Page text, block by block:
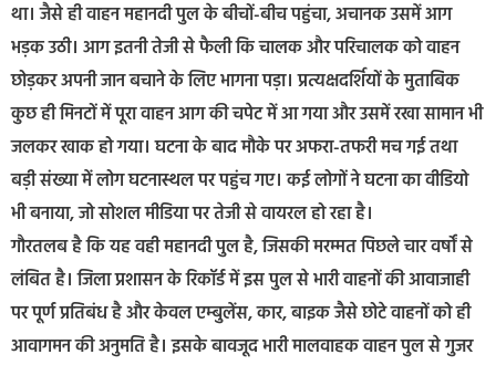
था। जैसे ही वाहन महानदी पुल के बीचों-बीच पहुंचा, अचानक उसमें आग
भड़क उठी। आग इतनी तेजी से फैली कि चालक और परिचालक को वाहन
छोड़कर अपनी जान बचाने के लिए भागना पड़ा। प्रत्यक्षदर्शियों के मुताबिक
कुछ ही मिनटों में पूरा वाहन आग की चपेट में आ गया और उसमें रखा सामान भी
जलकर खाक हो गया। घटना के बाद मौके पर अफरा-तफरी मच गई तथा
बड़ी संख्या में लोग घटनास्थल पर पहुंच गए। कई लोगों ने घटना का वीडियो
भी बनाया, जो सोशल मीडिया पर तेजी से वायरल हो रहा है।
गौरतलब है कि यह वही महानदी पुल है, जिसकी मरम्मत पिछले चार वर्षों से
लंबित है। जिला प्रशासन के रिकॉर्ड में इस पुल से भारी वाहनों की आवाजाही
पर पूर्ण प्रतिबंध है और केवल एम्बुलेंस, कार, बाइक जैसे छोटे वाहनों को ही
आवागमन की अनुमति है। इसके बावजूद भारी मालवाहक वाहन पुल से गुजर